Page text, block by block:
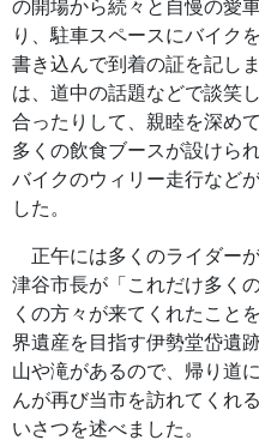
の開場から続々と自慢の愛
り、駐車スペースにバイク
書き込んで到着の証を記し
は、道中の話題などで談笑
合ったりして、親睦を深め
多くの飲食ブースが設けら
バイクのウィリー走行など
した。
正午には多くのライダー
津谷市長が「これだけ多く
くの方々が来てくれたこと
界遺産を目指す伊勢堂岱遺
山や滝があるので、帰り道
んが再び当市を訪れてくれ
いさつを述べました。